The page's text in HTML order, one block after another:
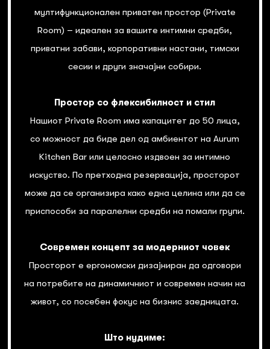
мултифункционален приватен простор (Private
Room) – идеален за вашите интимни средби,
приватни забави, корпоративни настани, тимски
сесии и други значајни собири.
Простор со флексибилност и стил
Нашиот Private Room има капацитет до 50 лица,
со можност да биде дел од амбиентот на Aurum
Kitchen Bar или целосно издвоен за интимно
искуство. По претходна резервација, просторот
може да се организира како една целина или да се
приспособи за паралелни средби на помали групи.
Современ концепт за модерниот човек
Просторот е ергономски дизајниран да одговори
на потребите на динамичниот и современ начин на
живот, со посебен фокус на бизнис заедницата.
Што нудиме: